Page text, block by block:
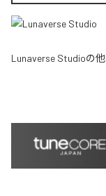
Lunaverse Studioの